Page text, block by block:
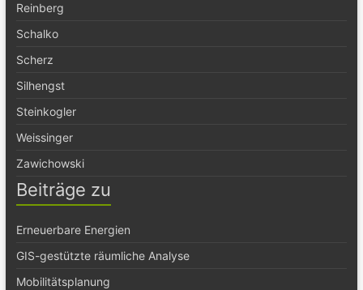
Reinberg
Schalko
Scherz
Silhengst
Steinkogler
Weissinger
Zawichowski
Beiträge zu
Erneuerbare Energien
GIS-gestützte räumliche Analyse
Mobilitätsplanung